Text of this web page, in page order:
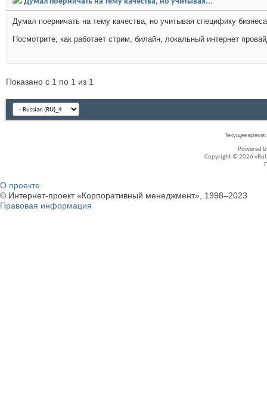
Думал поерничать на тему качества, но учитывая специфику
Посмотрите, как работает стрим, билайн, локальный интернет
Показано с 1 по 1 из 1
Текущее время:
Powered
Copyright © 2026
О проекте
© Интернет-проект «Корпоративный менеджмент», 1998–2023
Правовая информация